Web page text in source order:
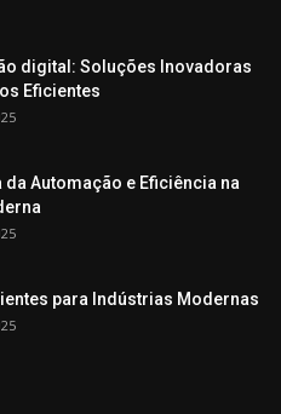
digital: Soluções Inovadoras
Eficientes
Automação e Eficiência na
para Indústrias Modernas